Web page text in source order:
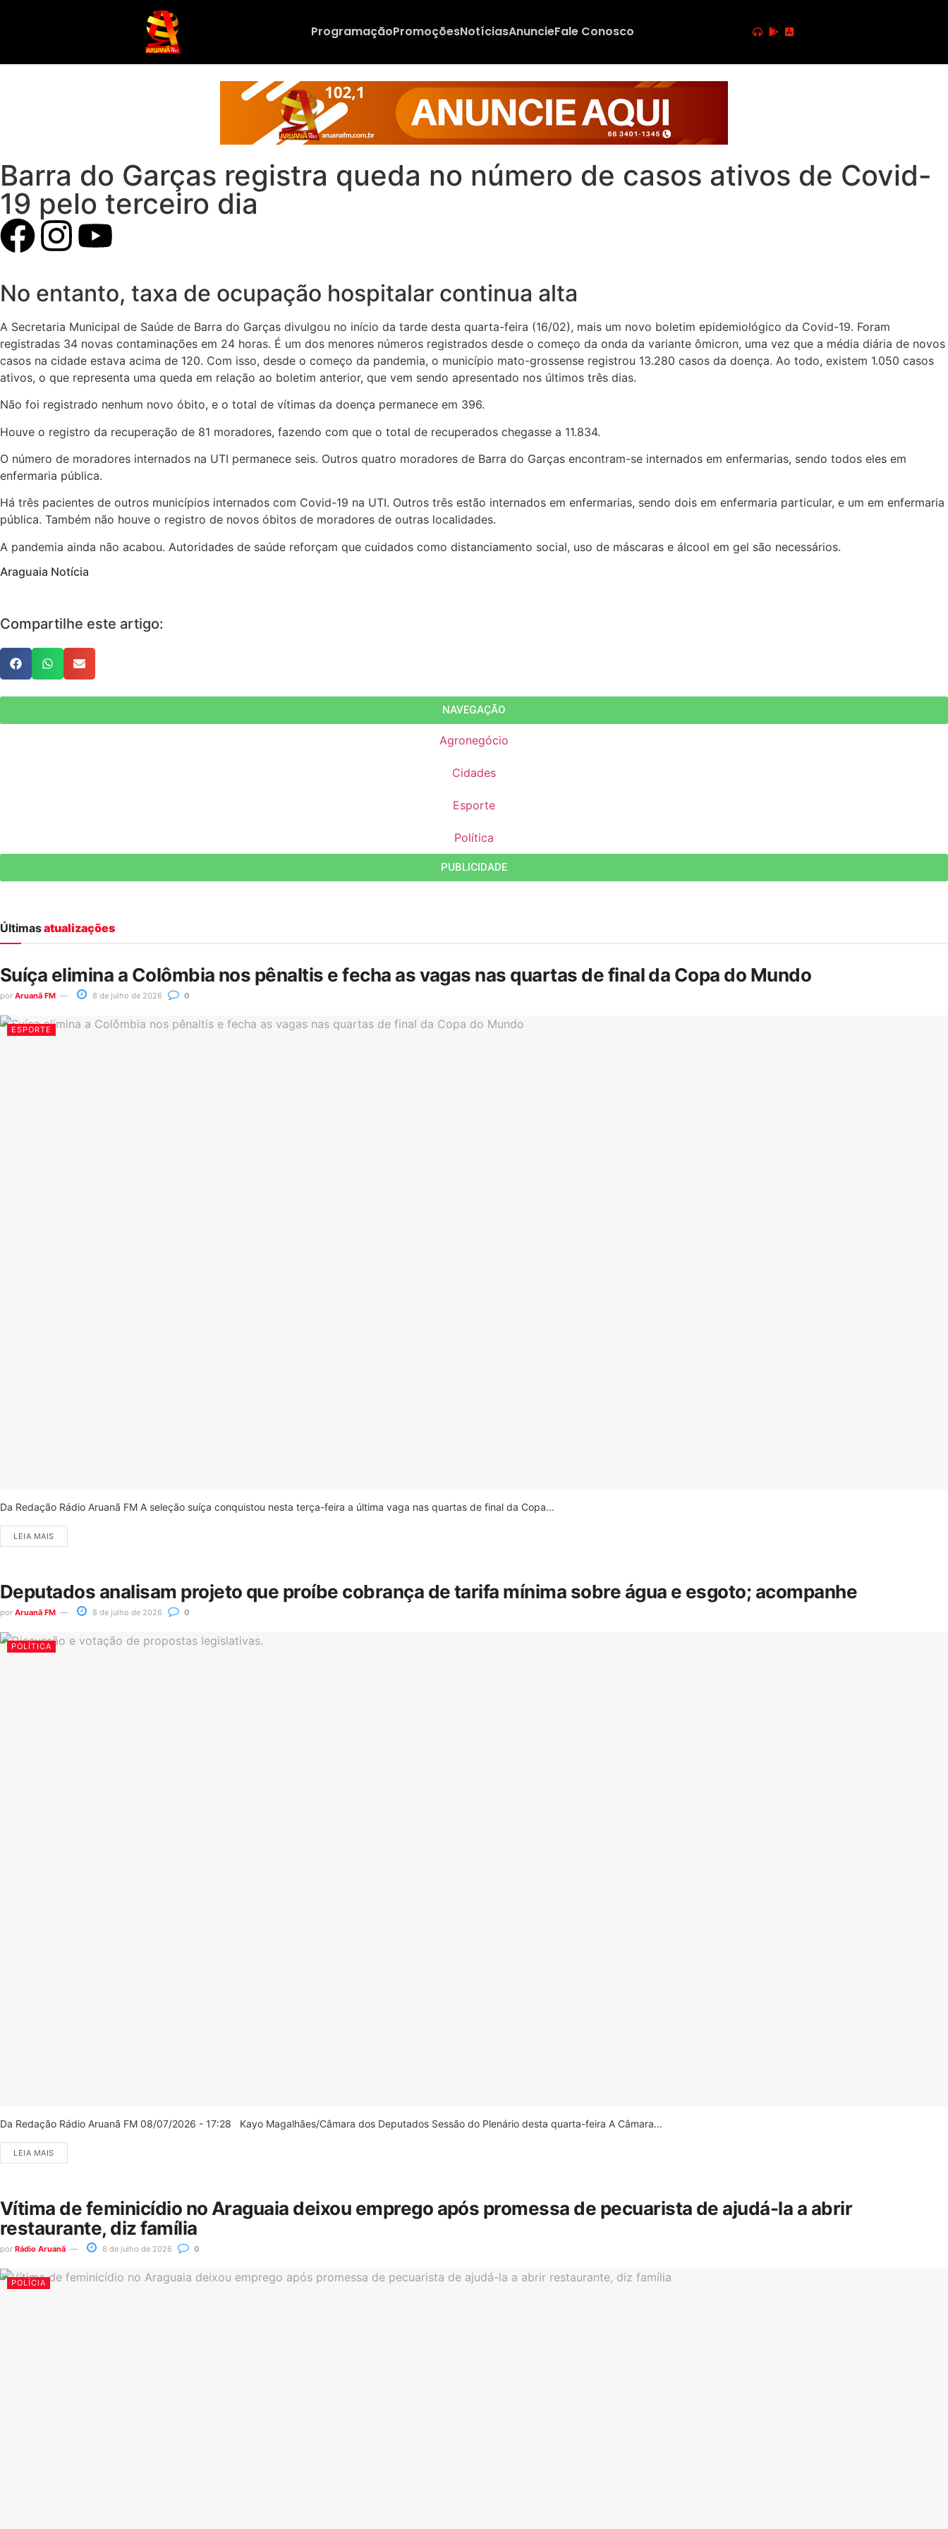
ProgramaçãoPromoçõesNotíciasAnuncieFale Conosco
Barra do Garças registra queda no número de casos ativos de Covid-
19 pelo terceiro dia
No entanto, taxa de ocupação hospitalar continua alta
A Secretaria Municipal de Saúde de Barra do Garças divulgou no início da tarde desta quarta-feira (16/02), mais um novo boletim epidemiológico da Covid-19. Foram
registradas 34 novas contaminações em 24 horas. É um dos menores números registrados desde o começo da onda da variante ômicron, uma vez que a média diária de novos
casos na cidade estava acima de 120. Com isso, desde o começo da pandemia, o município mato-grossense registrou 13.280 casos da doença. Ao todo, existem 1.050 casos
ativos, o que representa uma queda em relação ao boletim anterior, que vem sendo apresentado nos últimos três dias.
Não foi registrado nenhum novo óbito, e o total de vítimas da doença permanece em 396.
Houve o registro da recuperação de 81 moradores, fazendo com que o total de recuperados chegasse a 11.834.
O número de moradores internados na UTI permanece seis. Outros quatro moradores de Barra do Garças encontram-se internados em enfermarias, sendo todos eles em
enfermaria pública.
Há três pacientes de outros municípios internados com Covid-19 na UTI. Outros três estão internados em enfermarias, sendo dois em enfermaria particular, e um em enfermaria
pública. Também não houve o registro de novos óbitos de moradores de outras localidades.
A pandemia ainda não acabou. Autoridades de saúde reforçam que cuidados como distanciamento social, uso de máscaras e álcool em gel são necessários.
Araguaia Notícia
Compartilhe este artigo:
NAVEGAÇÃO
Agronegócio
Cidades
Esporte
Política
PUBLICIDADE
Últimasatualizações
Suíça elimina a Colômbia nos pênaltis e fecha as vagas nas quartas de final da Copa do Mundo
por Aruanã FM 8 de julho de 2026 0
ESPORTE
Da Redação Rádio Aruanã FM A seleção suíça conquistou nesta terça-feira a última vaga nas quartas de final da Copa...
LEIA MAIS
Deputados analisam projeto que proíbe cobrança de tarifa mínima sobre água e esgoto; acompanhe
por Aruanã FM 8 de julho de 2026 0
POLÍTICA
Da Redação Rádio Aruanã FM 08/07/2026 - 17:28 Kayo Magalhães/Câmara dos Deputados Sessão do Plenário desta quarta-feira A Câmara...
LEIA MAIS
Vítima de feminicídio no Araguaia deixou emprego após promessa de pecuarista de ajudá-la a abrir
restaurante, diz família
por Rádio Aruanã 8 de julho de 2026 0
POLÍCIA